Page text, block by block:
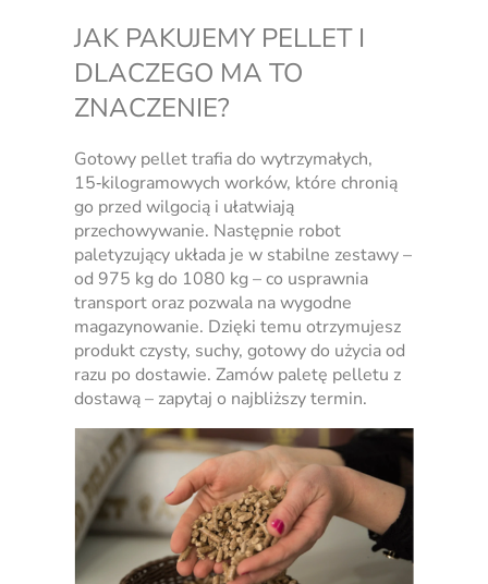
JAK PAKUJEMY PELLET I
DLACZEGO MA TO
ZNACZENIE?
Gotowy pellet trafia do wytrzymałych,
15‑kilogramowych worków, które chronią
go przed wilgocią i ułatwiają
przechowywanie. Następnie robot
paletyzujący układa je w stabilne zestawy –
od 975 kg do 1080 kg – co usprawnia
transport oraz pozwala na wygodne
magazynowanie. Dzięki temu otrzymujesz
produkt czysty, suchy, gotowy do użycia od
razu po dostawie. Zamów paletę pelletu z
dostawą – zapytaj o najbliższy termin.